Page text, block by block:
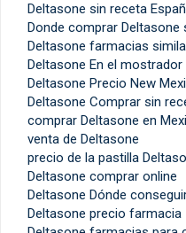
Deltasone sin receta
Donde comprar Deltasone
Deltasone farmacias
Deltasone En el mostrador
Deltasone Precio New
Deltasone Comprar sin
comprar Deltasone en
venta de Deltasone
precio de la pastilla
Deltasone comprar online
Deltasone Dónde
Deltasone precio farmacia